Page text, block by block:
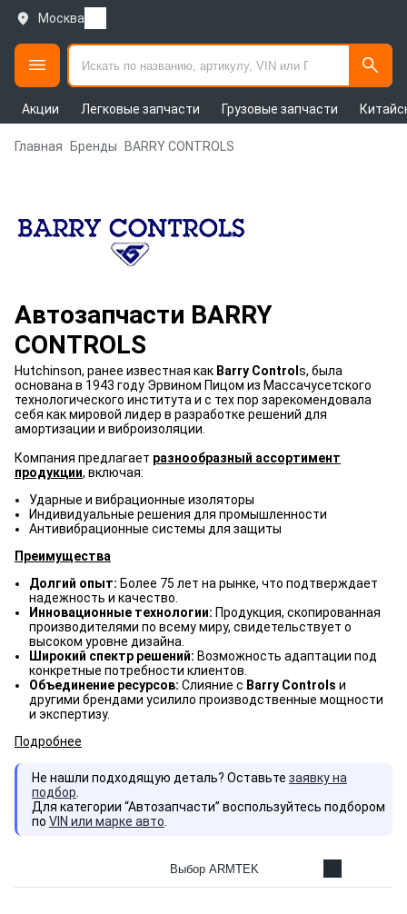
Москва
Акции Легковые запчасти Грузовые запчасти
Главная Бренды BARRY CONTROLS
Автозапчасти BARRY
CONTROLS
Hutchinson, ранее известная как Barry Control s, была
основана в 1943 году Эрвином Пицом из Массачусетского
технологического института и с тех пор зарекомендовала
себя как мировой лидер в разработке решений для
амортизации и виброизоляции.
Компания предлагает разнообразный ассортимент
продукции, включая:
Ударные и вибрационные изоляторы
Индивидуальные решения для промышленности
Антивибрационные системы для защиты
Преимущества
Долгий опыт: Более 75 лет на рынке, что подтверждает
надежность и качество.
Инновационные технологии: Продукция, скопированная
производителями по всему миру, свидетельствует о
высоком уровне дизайна.
Широкий спектр решений: Возможность адаптации под
конкретные потребности клиентов.
Объединение ресурсов: Слияние с Barry Controls и
другими брендами усилило производственные мощности
и экспертизу.
Подробнее
Не нашли подходящую деталь? Оставьте заявку на
подбор
Для категории “Автозапчасти” воспользуйтесь подбором
по VIN или марке авто
Выбор ARMTEK